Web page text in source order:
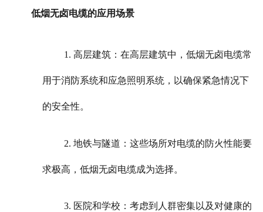
低烟无卤电缆的应用场景
1. 高层建筑：在高层建筑中，低烟无卤电缆常
用于消防系统和应急照明系统，以确保紧急情况下
的安全性。
2. 地铁与隧道：这些场所对电缆的防火性能要
求极高，低烟无卤电缆成为选择。
3. 医院和学校：考虑到人群密集以及对健康的